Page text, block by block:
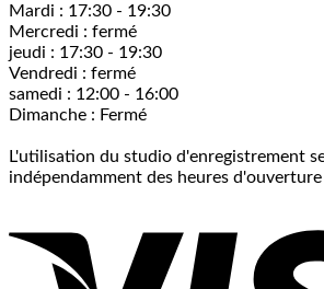
Mardi : 17:30 - 19:30
Mercredi : fermé
jeudi : 17:30 - 19:30
Vendredi : fermé
samedi : 12:00 - 16:00
Dimanche : Fermé
L'utilisation du studio d'enregistrement
indépendamment des heures